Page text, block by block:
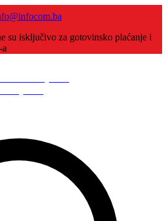
su isključivo za gotovinsko plaćanje i